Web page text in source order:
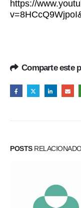
https://
Comparte este
POSTS